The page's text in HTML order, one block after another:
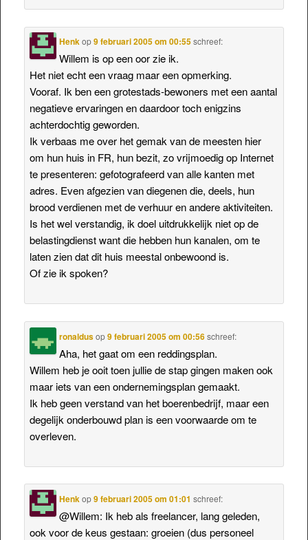
Henkop9 februari 2005 om 00:55 schreef:
Willem is op een oor zie ik.
Het niet echt een vraag maar een opmerking.
Vooraf. Ik ben een grotestads-bewoners met een aantal
negatieve ervaringen en daardoor toch enigzins
achterdochtig geworden.
Ik verbaas me over het gemak van de meesten hier
om hun huis in FR, hun bezit, zo vrijmoedig op Internet
te presenteren: gefotografeerd van alle kanten met
adres. Even afgezien van diegenen die, deels, hun
brood verdienen met de verhuur en andere aktiviteiten.
Is het wel verstandig, ik doel uitdrukkelijk niet op de
belastingdienst want die hebben hun kanalen, om te
laten zien dat dit huis meestal onbewoond is.
Of zie ik spoken?
ronaldusop9 februari 2005 om 00:56 schreef:
Aha, het gaat om een reddingsplan.
Willem heb je ooit toen jullie de stap gingen maken ook
maar iets van een ondernemingsplan gemaakt.
Ik heb geen verstand van het boerenbedrijf, maar een
degelijk onderbouwd plan is een voorwaarde om te
overleven.
Henkop9 februari 2005 om 01:01 schreef:
@Willem: Ik heb als freelancer, lang geleden,
ook voor de keus gestaan: groeien (dus personeel